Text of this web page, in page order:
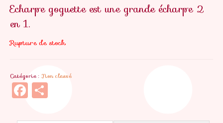
Echarpe goguette est une grande écharpe 2
en 1.
Rupture de stock
Catégorie : Non classé
Facebook